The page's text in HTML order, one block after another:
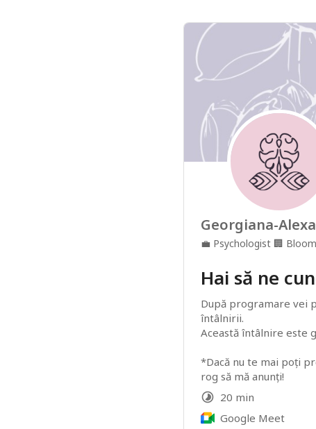
Georgiana-
💼 Psychologist 🏢
Hai să ne
După programare vei
întâlnirii.
Această întâlnire este
*Dacă nu te mai poți
rog să mă anunți!
20 min
Google Meet